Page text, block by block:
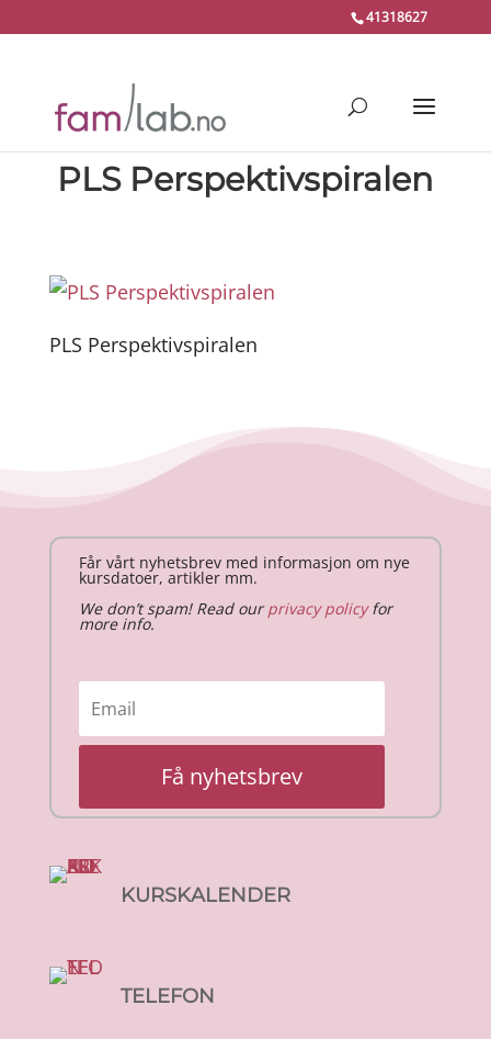
41318627
PLS Perspektivspiralen
PLS Perspektivspiralen
Får vårt nyhetsbrev med informasjon om nye
kursdatoer, artikler mm.
We don’t spam! Read ourprivacy policyfor
more info.
Få nyhetsbrev
KURSKALENDER
TELEFON